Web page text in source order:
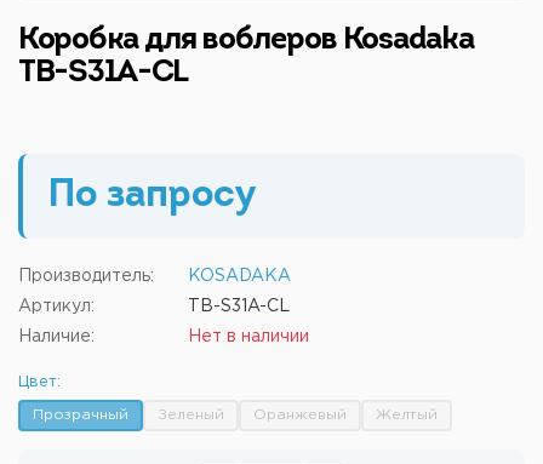
Коробка для воблеров Kosadaka
TB-S31A-CL
По запросу
Производитель: KOSADAKA
Артикул: TB-S31A-CL
Наличие: Нет в наличии
Цвет:
Прозрачный Зеленый Оранжевый Желтый